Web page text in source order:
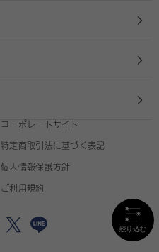
コーポレートサイト
特定商取引法に基づく表記
個人情報保護方針
ご利用規約